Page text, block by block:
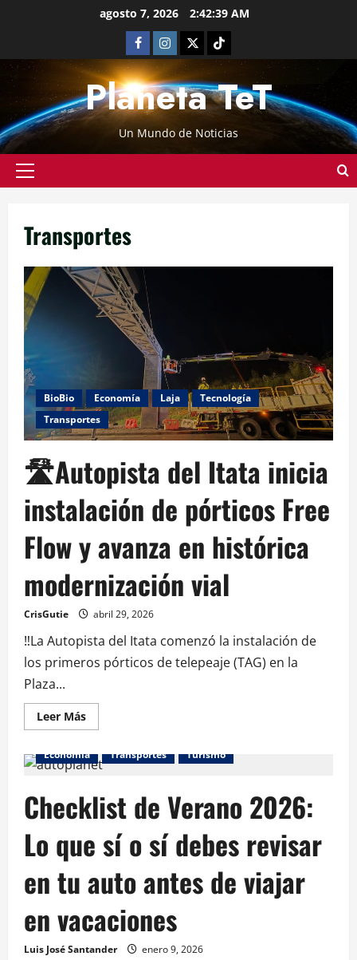
agosto 7, 2026 2:42:40 AM
Planeta TeT
Un Mundo de Noticias
Transportes
BioBio Economía Laja
Tecnología
Transportes
🛣️Autopista del Itata inicia
instalación de pórticos Free
Flow y avanza en histórica
modernización vial
CrisGutie abril 29, 2026
‼️La Autopista del Itata comenzó la instalación de
los primeros pórticos de telepeaje (TAG) en la
Plaza...
Leer Más
Economía Transportes Turismo
Checklist de Verano 2026:
Lo que sí o sí debes revisar
en tu auto antes de viajar
en vacaciones
Luis José Santander enero 9, 2026